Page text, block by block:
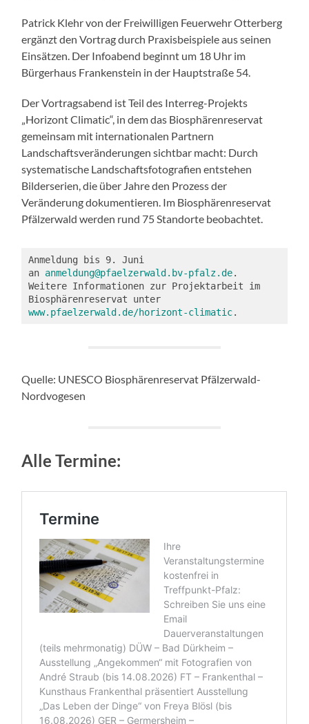
Patrick Klehr von der Freiwilligen Feuerwehr Otterberg
ergänzt den Vortrag durch Praxisbeispiele aus seinen
Einsätzen. Der Infoabend beginnt um 18 Uhr im
Bürgerhaus Frankenstein in der Hauptstraße 54.
Der Vortragsabend ist Teil des Interreg-Projekts
„Horizont Climatic“, in dem das Biosphärenreservat
gemeinsam mit internationalen Partnern
Landschaftsveränderungen sichtbar macht: Durch
systematische Landschaftsfotografien entstehen
Bilderserien, die über Jahre den Prozess der
Veränderung dokumentieren. Im Biosphärenreservat
Pfälzerwald werden rund 75 Standorte beobachtet.
Anmeldung bis 9. Juni
an anmeldung@pfaelzerwald.bv-pfalz.de.
Weitere Informationen zur Projektarbeit im
Biosphärenreservat unter
www.pfaelzerwald.de/horizont-climatic.
Quelle: UNESCO Biosphärenreservat Pfälzerwald-
Nordvogesen
Alle Termine: